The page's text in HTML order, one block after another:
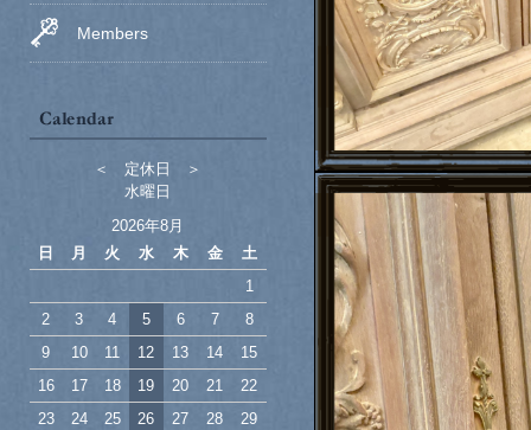
Members
＜ 定休日 ＞
水曜日
2026年8月
日
月 火 水 木 金
土
1
2
3 4 5 6 7
8
9
10 11 12 13 14
15
16
17 18 19 20 21
22
23
24 25 26 27 28
29